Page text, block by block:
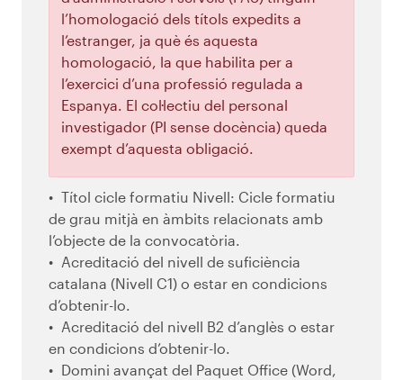
l’homologació dels títols expedits a
l’estranger, ja què és aquesta
homologació, la que habilita per a
l’exercici d’una professió regulada a
Espanya. El col·lectiu del personal
investigador (PI sense docència) queda
exempt d’aquesta obligació.
Títol cicle formatiu Nivell: Cicle formatiu
de grau mitjà en àmbits relacionats amb
l’objecte de la convocatòria.
Acreditació del nivell de suficiència
catalana (Nivell C1) o estar en condicions
d’obtenir-lo.
Acreditació del nivell B2 d’anglès o estar
en condicions d’obtenir-lo.
Domini avançat del Paquet Office (Word,